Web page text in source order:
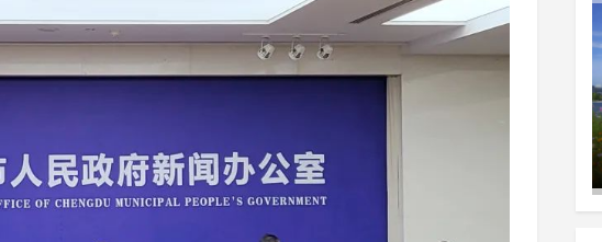
8月8日全民健身日，成都超70个体育场
成都兴隆湖水下书店将再度迎客
燃动非遗盛宴！2026西昌彝族火把节8月